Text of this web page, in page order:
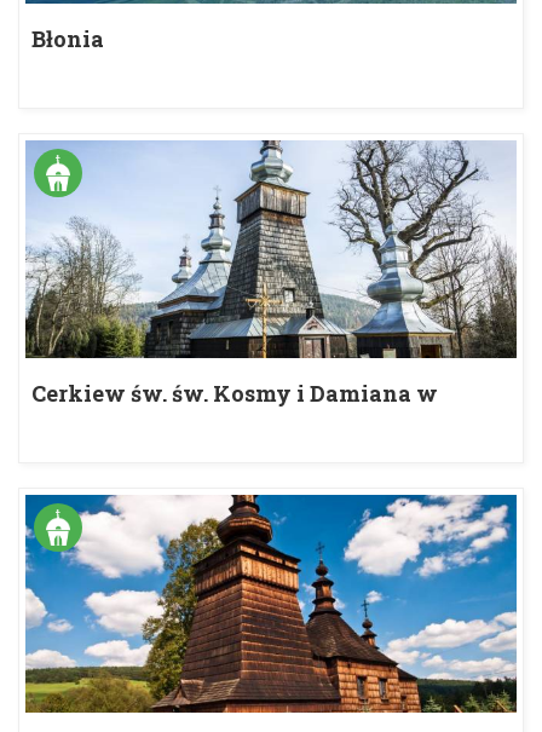
Błonia
Cerkiew św. św. Kosmy i Damiana w